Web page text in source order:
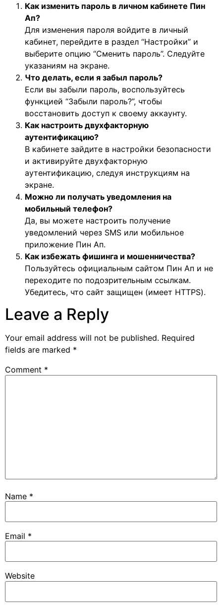
Как изменить пароль в личном кабинете Пин
Ап?
Для изменения пароля войдите в личный
кабинет, перейдите в раздел “Настройки” и
выберите опцию “Сменить пароль”. Следуйте
указаниям на экране.
Что делать, если я забыл пароль?
Если вы забыли пароль, воспользуйтесь
функцией “Забыли пароль?”, чтобы
восстановить доступ к своему аккаунту.
Как настроить двухфакторную
аутентификацию?
В кабинете зайдите в настройки безопасности
и активируйте двухфакторную
аутентификацию, следуя инструкциям на
экране.
Можно ли получать уведомления на
мобильный телефон?
Да, вы можете настроить получение
уведомлений через SMS или мобильное
приложение Пин Ап.
Как избежать фишинга и мошенничества?
Пользуйтесь официальным сайтом Пин Ап и не
переходите по подозрительным ссылкам.
Убедитесь, что сайт защищен (имеет HTTPS).
Leave a Reply
Your email address will not be published. Required
fields are marked *
Comment *
Name *
Email *
Website